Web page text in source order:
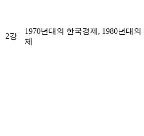
2강
1970년대의 한국경제, 1980년대의
제